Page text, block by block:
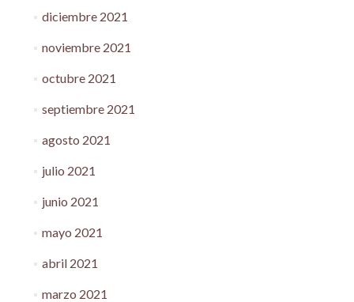
diciembre 2021
noviembre 2021
octubre 2021
septiembre 2021
agosto 2021
julio 2021
junio 2021
mayo 2021
abril 2021
marzo 2021